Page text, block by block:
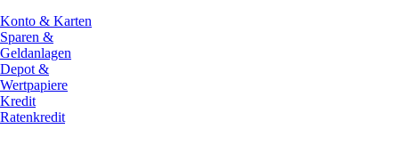
Konto & Karten
Sparen &
Geldanlagen
Depot &
Wertpapiere
Kredit
Ratenkredit